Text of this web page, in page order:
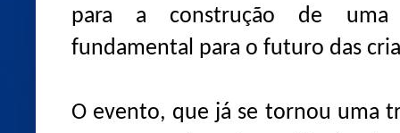
para a construção de uma
fundamental para o futuro das
O evento, que já se tornou uma